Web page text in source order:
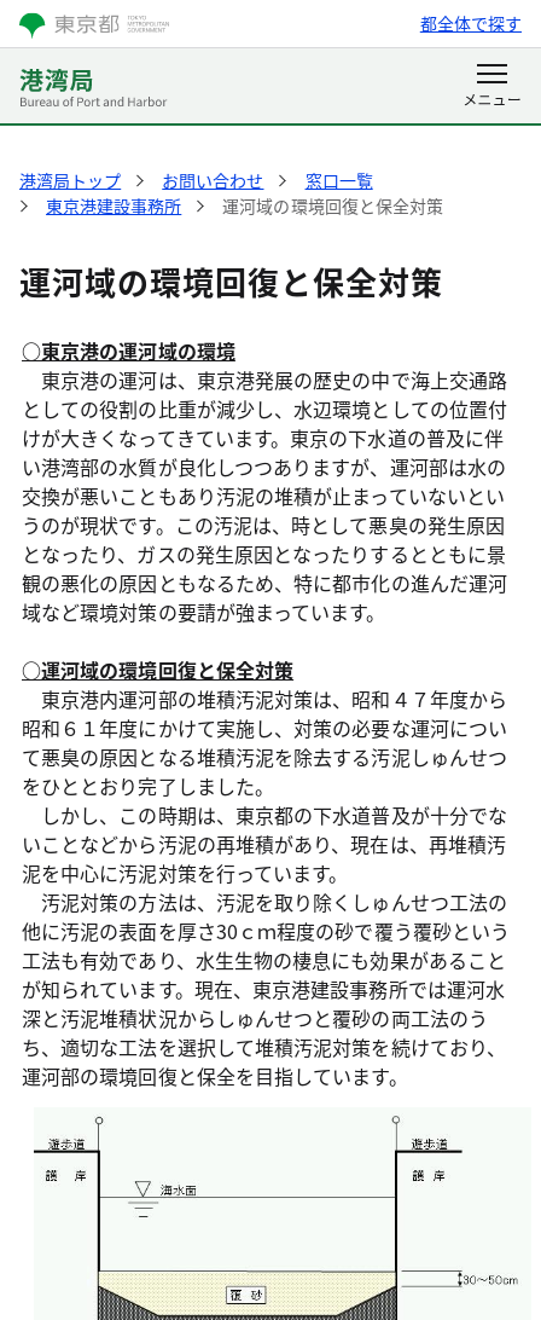
都全体で探す
港湾局トップ お問い合わせ
窓口一覧
東京港建設事務所
運河域の環境回復と保全対策
運河域の環境回復と保全対策
○東京港の運河域の環境
東京港の運河は、東京港発展の歴史の中で海上交通路
としての役割の比重が減少し、水辺環境としての位置付
けが大きくなってきています。東京の下水道の普及に伴
い港湾部の水質が良化しつつありますが、運河部は水の
交換が悪いこともあり汚泥の堆積が止まっていないとい
うのが現状です。この汚泥は、時として悪臭の発生原因
となったり、ガスの発生原因となったりするとともに景
観の悪化の原因ともなるため、特に都市化の進んだ運河
域など環境対策の要請が強まっています。
○運河域の環境回復と保全対策
東京港内運河部の堆積汚泥対策は、昭和４７年度から
昭和６１年度にかけて実施し、対策の必要な運河につい
て悪臭の原因となる堆積汚泥を除去する汚泥しゅんせつ
をひととおり完了しました。
しかし、この時期は、東京都の下水道普及が十分でな
いことなどから汚泥の再堆積があり、現在は、再堆積汚
泥を中心に汚泥対策を行っています。
汚泥対策の方法は、汚泥を取り除くしゅんせつ工法の
他に汚泥の表面を厚さ30ｃｍ程度の砂で覆う覆砂という
工法も有効であり、水生生物の棲息にも効果があること
が知られています。現在、東京港建設事務所では運河水
深と汚泥堆積状況からしゅんせつと覆砂の両工法のう
ち、適切な工法を選択して堆積汚泥対策を続けており、
運河部の環境回復と保全を目指しています。